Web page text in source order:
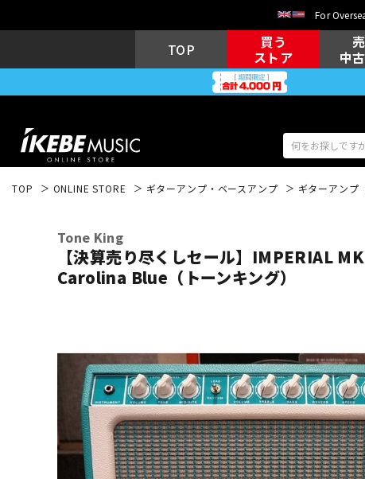
For
TOP
買う
ストア
中
DJ機器 DTM
中古 ヴィンテージ
TOP ONLINE STORE ギターアンプ・ベースアンプ ギターアンプ
Tone King
【決算売り尽くしセール】IMPERIAL
Carolina Blue（トーンキング）